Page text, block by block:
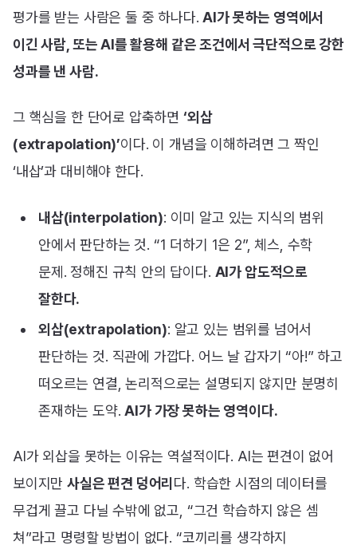
평가를 받는 사람은 둘 중 하나다.AI가 못하는 영역에서
이긴 사람, 또는 AI를 활용해 같은 조건에서 극단적으로 강한
성과를 낸 사람.
그 핵심을 한 단어로 압축하면 ‘외삽
(extrapolation)’이다. 이 개념을 이해하려면 그 짝인
‘내삽’과 대비해야 한다.
내삽(interpolation): 이미 알고 있는 지식의 범위
안에서 판단하는 것. “1 더하기 1은 2”, 체스, 수학
문제. 정해진 규칙 안의 답이다. AI가 압도적으로
잘한다.
외삽(extrapolation): 알고 있는 범위를 넘어서
판단하는 것. 직관에 가깝다. 어느 날 갑자기 “아!” 하고
떠오르는 연결, 논리적으로는 설명되지 않지만 분명히
존재하는 도약.AI가 가장 못하는 영역이다.
AI가 외삽을 못하는 이유는 역설적이다. AI는 편견이 없어
보이지만사실은 편견 덩어리다. 학습한 시점의 데이터를
무겁게 끌고 다닐 수밖에 없고, “그건 학습하지 않은 셈
쳐”라고 명령할 방법이 없다. “코끼리를 생각하지